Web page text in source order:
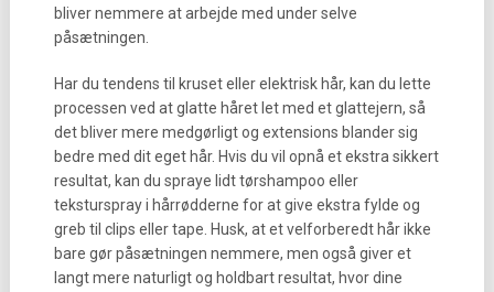
bliver nemmere at arbejde med under selve
påsætningen.
Har du tendens til kruset eller elektrisk hår, kan du lette
processen ved at glatte håret let med et glattejern, så
det bliver mere medgørligt og extensions blander sig
bedre med dit eget hår. Hvis du vil opnå et ekstra sikkert
resultat, kan du spraye lidt tørshampoo eller
teksturspray i hårrødderne for at give ekstra fylde og
greb til clips eller tape. Husk, at et velforberedt hår ikke
bare gør påsætningen nemmere, men også giver et
langt mere naturligt og holdbart resultat, hvor dine